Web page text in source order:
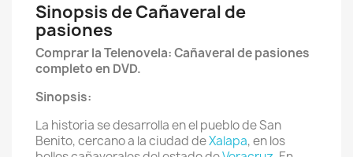
Sinopsis de Cañaveral de
pasiones
Comprar la Telenovela: Cañaveral de pasiones
completo en DVD.
Sinopsis:
La historia se desarrolla en el pueblo de San
Benito, cercano a la ciudad deXalapa, en los